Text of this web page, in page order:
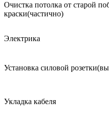
Очистка потолка от старой
краски(частично)
Электрика
Установка силовой
Укладка кабеля